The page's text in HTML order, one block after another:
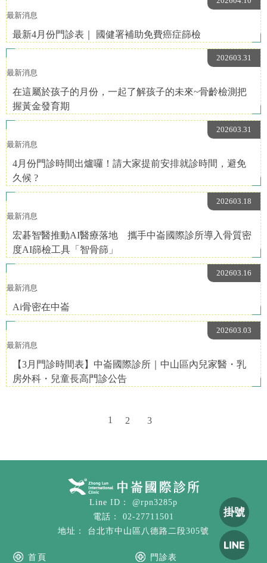
最新消息
最新4月份門診表｜ 國健署補助免費癌症篩檢
202603.31
最新消息
在這屬於孩子的月份，一起了解孩子的未來~骨齡檢測把
握黃金發育期
202603.31
最新消息
4月份門診時間出爐囉！請大家提前安排就診時間，避免
久候 ?
202603.18
最新消息
宏碁智醫推動AI醫療落地 攜手中崙國際診所導入骨質密
度AI篩檢工具「智骨篩」
202603.16
最新消息
Ai骨密在中崙
202603.03
最新消息
【3月門診時間表】中崙國際診所｜中山區內兒家醫・乳
房外科・兒童長高門診公告
1 2 3
@rpn3285p
02-27711501
台北市中山區八德路二段305號
首頁 門診表
掛號